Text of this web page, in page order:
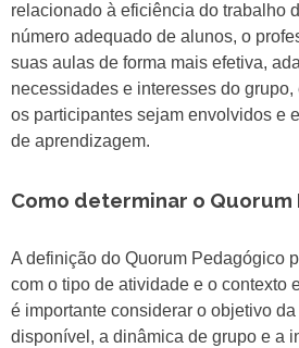
relacionado à eficiência do trabalho
número adequado de alunos, o
suas aulas de forma mais efetiva,
necessidades e interesses do
os participantes sejam envolvidos e
de aprendizagem.
Como determinar o
A definição do Quorum Pedagógico
com o tipo de atividade e o contexto
é importante considerar o objetivo
disponível, a dinâmica de grupo e a